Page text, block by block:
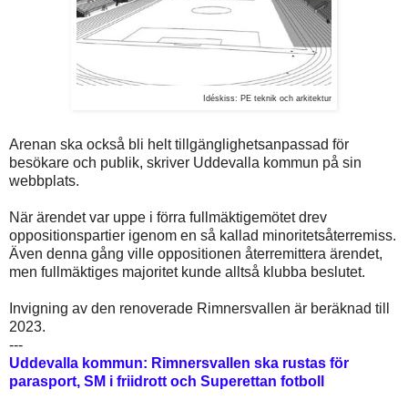
Idéskiss: PE teknik och arkitektur
Arenan ska också bli helt tillgänglighetsanpassad för
besökare och publik, skriver Uddevalla kommun på sin
webbplats.
När ärendet var uppe i förra fullmäktigemötet drev
oppositionspartier igenom en så kallad minoritetsåterremiss.
Även denna gång ville oppositionen återremittera ärendet,
men fullmäktiges majoritet kunde alltså klubba beslutet.
Invigning av den renoverade Rimnersvallen är beräknad till
2023.
---
Uddevalla kommun: Rimnersvallen ska rustas för
parasport, SM i friidrott och Superettan fotboll